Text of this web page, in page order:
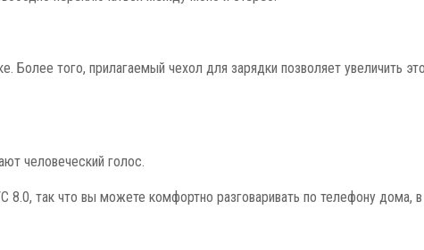
Более того, прилагаемый чехол для зарядки позволяет увеличить
человеческий голос.
так что вы можете комфортно разговаривать по телефону дома, в